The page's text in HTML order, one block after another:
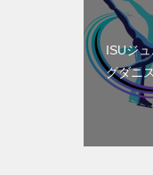
ISUジ
グダニ